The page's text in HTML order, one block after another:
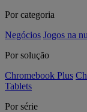
Por categoria
Negócios Jogos na
Por solução
Chromebook Plus
Tablets
Por série